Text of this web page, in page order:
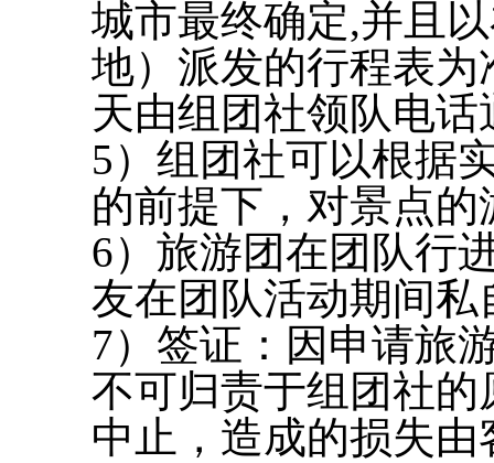
城市最终确定,并且
地）派发的行程表
天由组团社领队电
5）组团社可以根据
的前提下，对景点
6）旅游团在团队行
友在团队活动期间
7）签证：因申请旅
不可归责于组团社
中止，造成的损失